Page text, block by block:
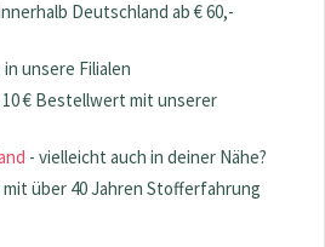
Deutschland ab € 60,-
unsere Filialen
€ Bestellwert mit unserer
- vielleicht auch in deiner Nähe?
über 40 Jahren Stofferfahrung